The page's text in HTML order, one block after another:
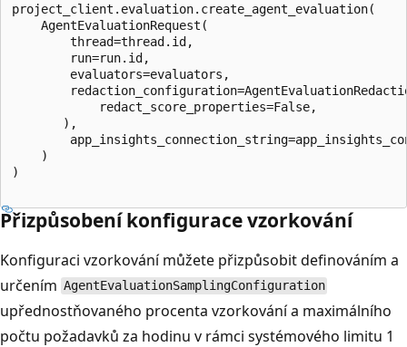
project_client.evaluation.create_agent_evaluation(
    AgentEvaluationRequest(
        thread=thread.id,
        run=run.id,
        evaluators=evaluators,
            redact_score_properties=False,
       ),
    )
)
Přizpůsobení konfigurace vzorkování
Konfiguraci vzorkování můžete přizpůsobit definováním a
určením AgentEvaluationSamplingConfiguration
upřednostňovaného procenta vzorkování a maximálního
počtu požadavků za hodinu v rámci systémového limitu 1